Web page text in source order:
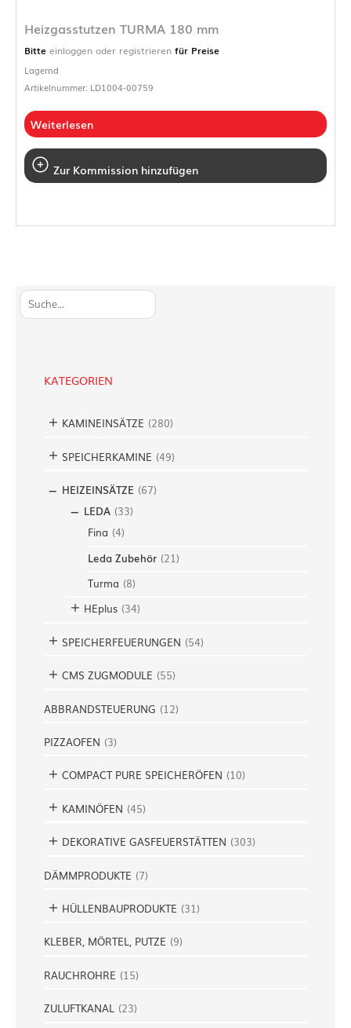
S
u
KATEGORIEN
KAMINEINSÄTZE (280)
SPEICHERKAMINE (49)
HEIZEINSÄTZE (67)
LEDA (33)
Fina (4)
Leda Zubehör (21)
Turma (8)
HEplus (34)
SPEICHERFEUERUNGEN (54)
CMS ZUGMODULE (55)
ABBRANDSTEUERUNG (12)
PIZZAOFEN (3)
COMPACT PURE SPEICHERÖFEN (10)
KAMINÖFEN (45)
DEKORATIVE GASFEUERSTÄTTEN (303)
DÄMMPRODUKTE (7)
HÜLLENBAUPRODUKTE (31)
KLEBER, MÖRTEL, PUTZE (9)
RAUCHROHRE (15)
ZULUFTKANAL (23)
Heizgasstutzen TURMA 180 mm
Bitte einloggen oder registrieren für Preise
Lagernd
Artikelnummer: LD1004-00759
Weiterlesen
Zur Kommission hinzufügen